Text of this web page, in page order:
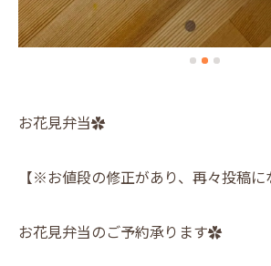
お花見弁当✿
【※お値段の修正があり、再々投稿に
お花見弁当のご予約承ります✿